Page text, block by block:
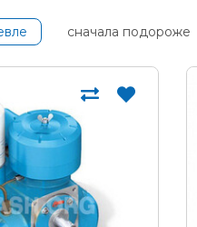
сначала подороже